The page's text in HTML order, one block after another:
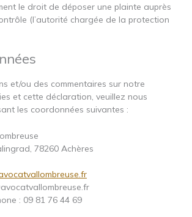
le droit de déposer une plainte auprès
(l’autorité chargée de la protection
et/ou des commentaires sur notre
et cette déclaration, veuillez nous
les coordonnées suivantes :
78260 Achères
avocatvallombreuse.fr
: 09 81 76 44 69